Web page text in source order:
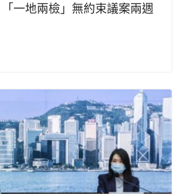
一地兩檢」無約束議案兩週